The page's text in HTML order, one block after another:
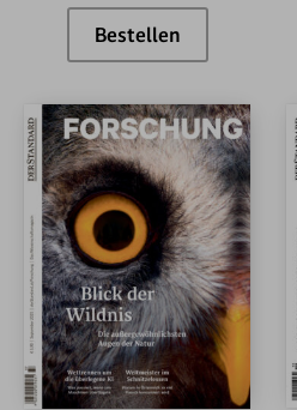
BestellenForschung #11